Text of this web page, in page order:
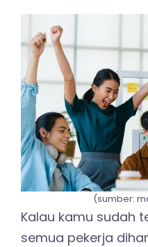
(sumber:
Kalau kamu sudah
semua pekerja